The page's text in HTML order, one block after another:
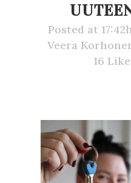
Posted at
Veera
16